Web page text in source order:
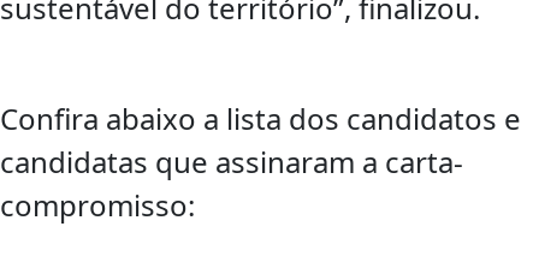
Confira abaixo a lista dos candidatos e
candidatas que assinaram a carta-
compromisso: